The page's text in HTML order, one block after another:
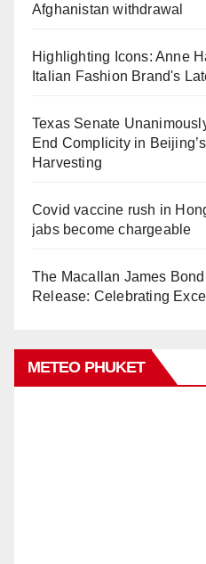
Afghanistan withdrawal
Highlighting Icons: Anne
Italian Fashion Brand's
Texas Senate
End Complicity in
Harvesting
Covid vaccine rush in
jabs become chargeable
The Macallan James
Release: Celebrating
METEO PHUKET